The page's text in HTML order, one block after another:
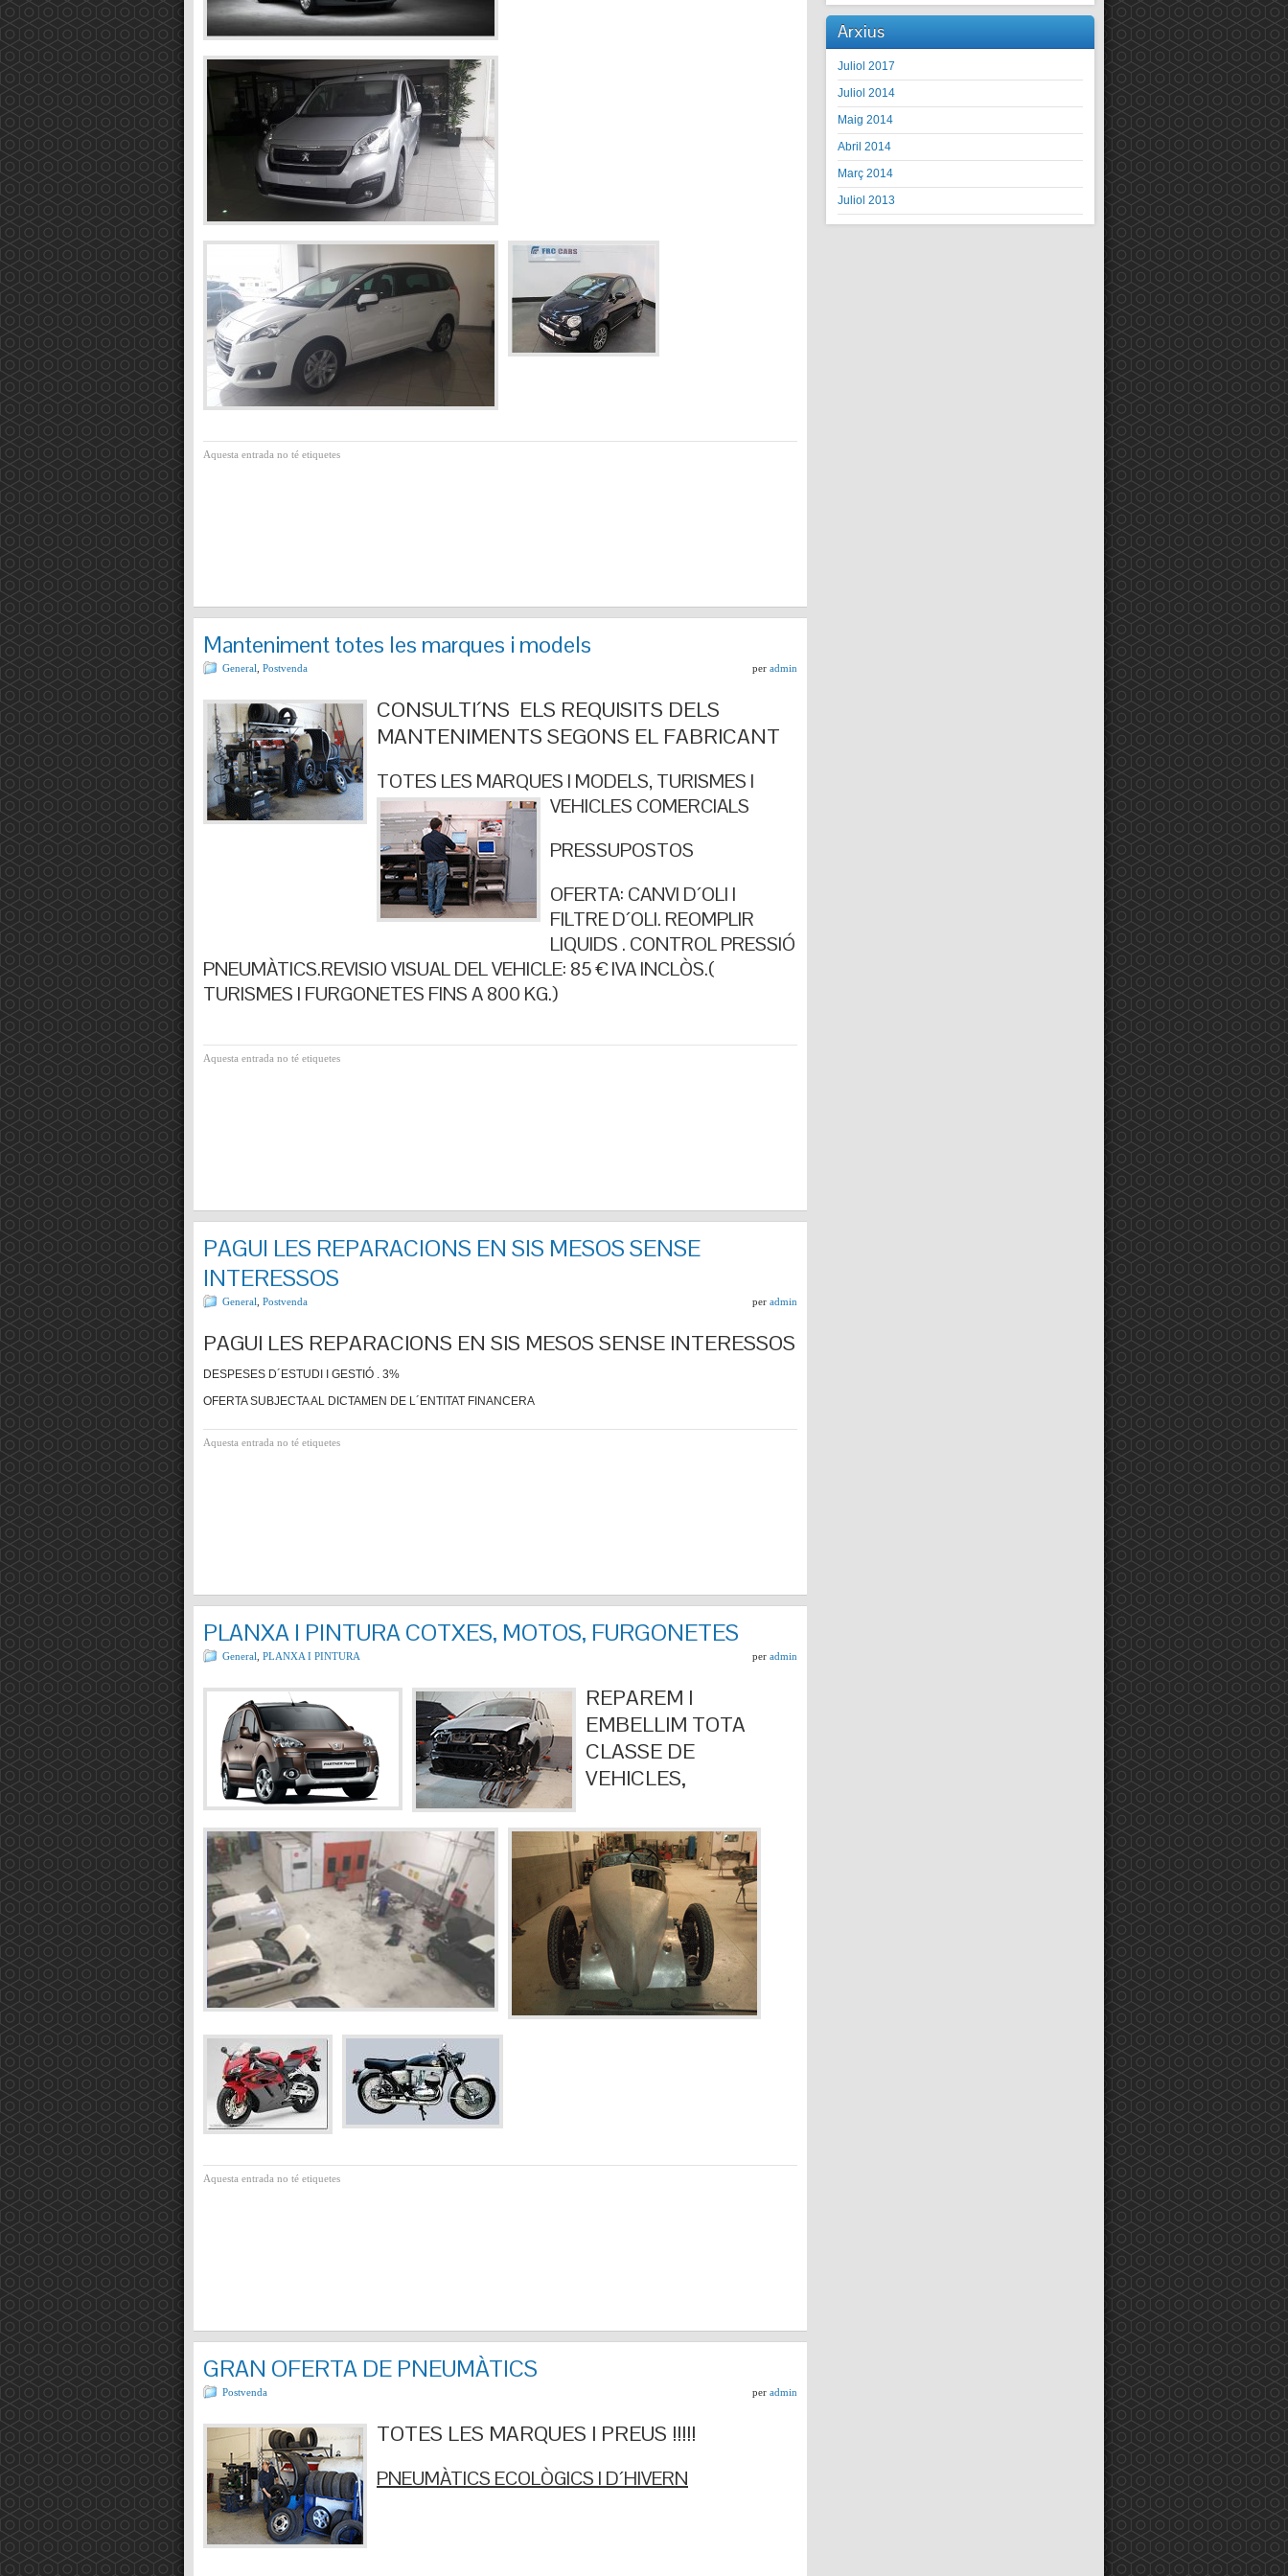
Aquesta entrada no té etiquetes
Manteniment totes les marques i models
General Postvenda per admin
CONSULTI´NS ELS REQUISITS DELS
MANTENIMENTS SEGONS EL FABRICANT
TOTES LES MARQUES I MODELS, TURISMES I
VEHICLES COMERCIALS
PRESSUPOSTOS
OFERTA: CANVI D´OLI I
FILTRE D´OLI. REOMPLIR
LIQUIDS . CONTROL PRESSIÓ
PNEUMÀTICS.REVISIO VISUAL DEL VEHICLE: 85 € IVA INCLÒS.(
TURISMES I FURGONETES FINS A 800 KG.)
Aquesta entrada no té etiquetes
PAGUI LES REPARACIONS EN SIS MESOS SENSE
INTERESSOS
General Postvenda per admin
PAGUI LES REPARACIONS EN SIS MESOS SENSE INTERESSOS
DESPESES D´ESTUDI I GESTIÓ . 3%
OFERTA SUBJECTA AL DICTAMEN DE L´ENTITAT FINANCERA
Aquesta entrada no té etiquetes
PLANXA I PINTURA COTXES, MOTOS, FURGONETES
General PLANXA I PINTURA per admin
REPAREM I
EMBELLIM TOTA
CLASSE DE
VEHICLES,
Aquesta entrada no té etiquetes
GRAN OFERTA DE PNEUMÀTICS
Postvenda per admin
TOTES LES MARQUES I PREUS !!!!!
PNEUMÀTICS ECOLÒGICS I D´HIVERN
Arxius
Juliol 2017
Juliol 2014
Maig 2014
Abril 2014
Març 2014
Juliol 2013